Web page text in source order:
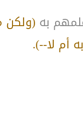
به (ولكن
أم لا--).